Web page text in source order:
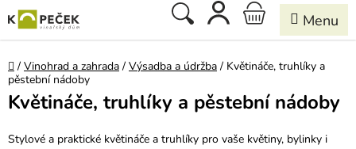
na
obsah
Hledat
NÁKUPNÍ
KOŠÍK
Domů
/ Vinohrad a zahrada / Výsadba a údržba / Květináče, truhlíky a
pěstební nádoby
Květináče, truhlíky a pěstební nádoby
Stylové a praktické květináče a truhlíky pro vaše květiny, bylinky i